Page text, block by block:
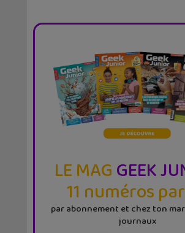
LE MAGGEEK
11 numéros
par abonnement et chez ton
journaux